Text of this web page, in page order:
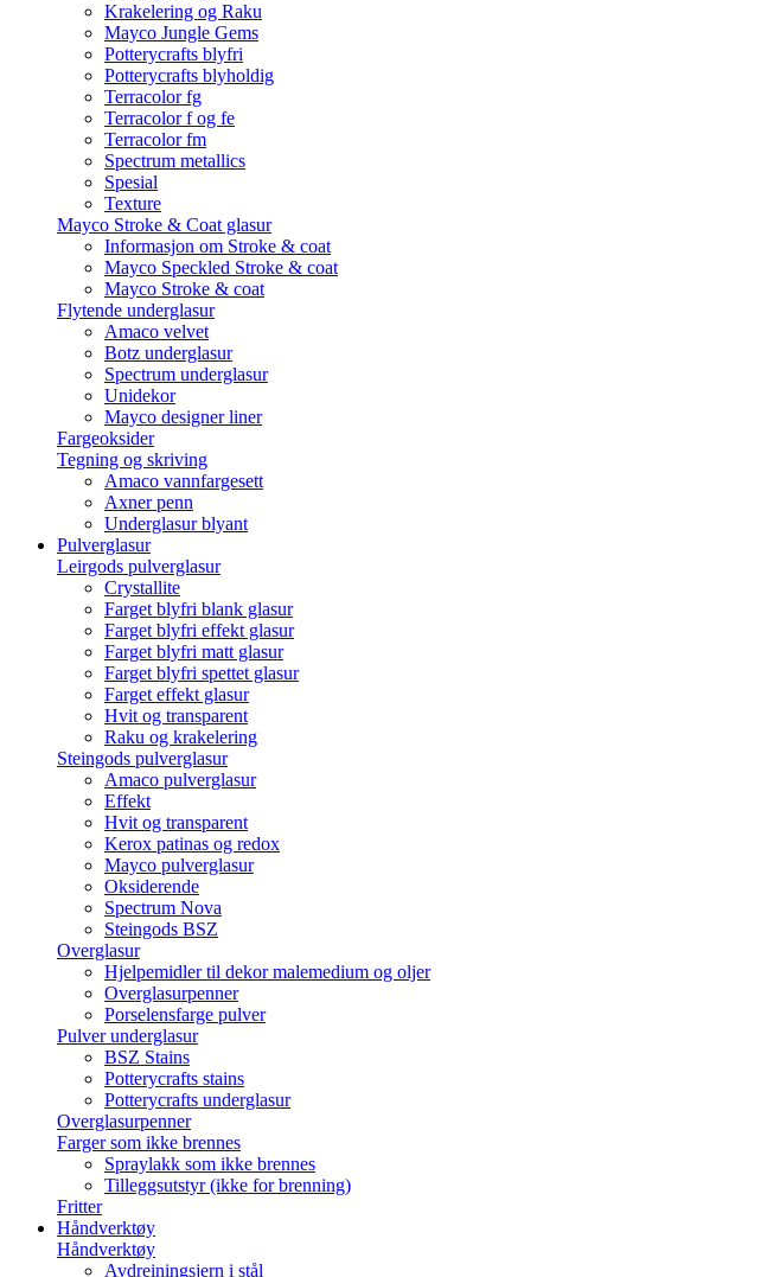
Krakelering og Raku
Mayco Jungle Gems
Potterycrafts blyfri
Potterycrafts blyholdig
Terracolor fg
Terracolor f og fe
Terracolor fm
Spectrum metallics
Spesial
Texture
Mayco Stroke & Coat glasur
Informasjon om Stroke & coat
Mayco Speckled Stroke & coat
Mayco Stroke & coat
Flytende underglasur
Amaco velvet
Botz underglasur
Spectrum underglasur
Unidekor
Mayco designer liner
Fargeoksider
Tegning og skriving
Amaco vannfargesett
Axner penn
Underglasur blyant
Pulverglasur
Leirgods pulverglasur
Crystallite
Farget blyfri blank glasur
Farget blyfri effekt glasur
Farget blyfri matt glasur
Farget blyfri spettet glasur
Farget effekt glasur
Hvit og transparent
Raku og krakelering
Steingods pulverglasur
Amaco pulverglasur
Effekt
Hvit og transparent
Kerox patinas og redox
Mayco pulverglasur
Oksiderende
Spectrum Nova
Steingods BSZ
Overglasur
Hjelpemidler til dekor malemedium og oljer
Overglasurpenner
Porselensfarge pulver
Pulver underglasur
BSZ Stains
Potterycrafts stains
Potterycrafts underglasur
Overglasurpenner
Farger som ikke brennes
Spraylakk som ikke brennes
Tilleggsutstyr (ikke for brenning)
Fritter
Håndverktøy
Håndverktøy
Avdreiningsjern i stål